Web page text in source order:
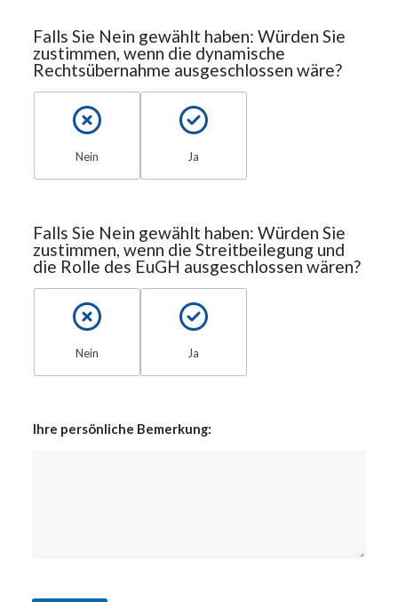
Falls Sie Nein gewählt haben: Würden Sie
zustimmen, wenn die dynamische
Rechtsübernahme ausgeschlossen wäre?
Nein Ja
Falls Sie Nein gewählt haben: Würden Sie
zustimmen, wenn die Streitbeilegung und
die Rolle des EuGH ausgeschlossen wären?
Nein Ja
Ihre persönliche Bemerkung: